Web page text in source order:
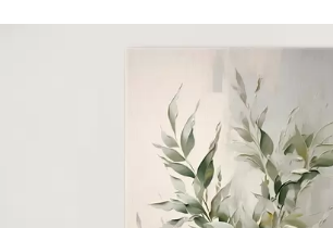
Від290.00грн
Стійкість до вицвітання
Безпечне чорнило без запаху
Поверхня з текстурою полотна
Екологічний матеріал